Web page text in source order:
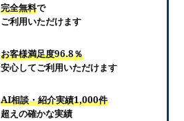
完全無料で
ご利用いただけます
お客様満足度96.8％
安心してご利用いただけます
AI相談・紹介実績1,000件
超えの確かな実績